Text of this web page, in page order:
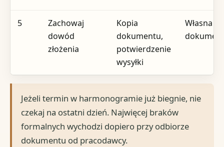
5
Zachowaj
dowód
złożenia
Kopia
dokumentu,
potwierdzenie
wysyłki
Własna
Jeżeli termin w harmonogramie już biegnie, nie
czekaj na ostatni dzień. Najwięcej braków
formalnych wychodzi dopiero przy odbiorze
dokumentu od pracodawcy.